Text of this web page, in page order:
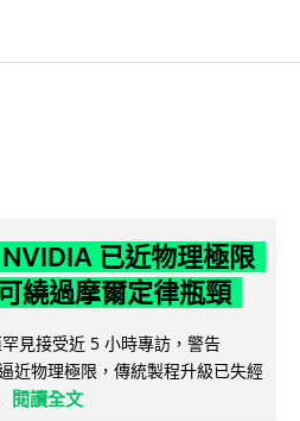
已近物理極限
繞過摩爾定律瓶頸
見接受近 5 小時專訪，警告
近物理極限，傳統製程升級已失經
閱讀全文